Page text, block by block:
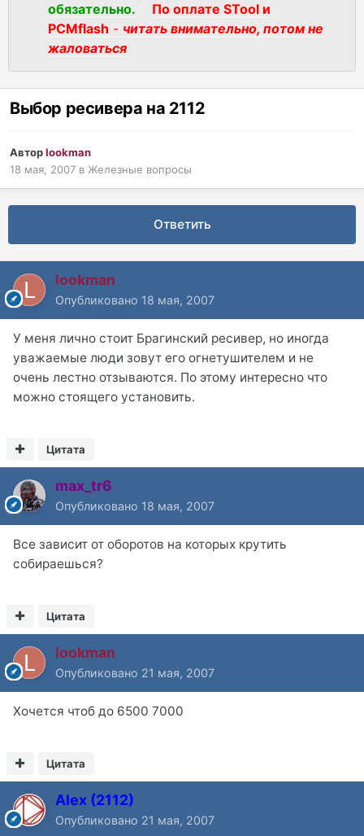
обязательно.
По оплате STool и
PCMflash - читать внимательно, потом не
жаловаться
Выбор ресивера на 2112
Авторlookman
18 мая, 2007 в Железные вопросы
Ответить
lookman
Опубликовано 18 мая, 2007
У меня лично стоит Брагинский ресивер, но иногда
уважаемые люди зовут его огнетушителем и не
очень лестно отзываются. По этому интересно что
можно стоящего установить.
Цитата
max_tr6
Опубликовано 18 мая, 2007
Все зависит от оборотов на которых крутить
собираешься?
Цитата
lookman
Опубликовано 21 мая, 2007
Хочется чтоб до 6500 7000
Цитата
Alex (2112)
Опубликовано 21 мая, 2007